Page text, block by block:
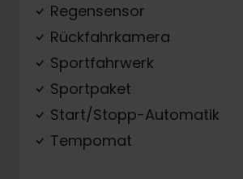
Regensensor
Rückfahrkamera
Sportfahrwerk
Sportpaket
Start/Stopp-Automatik
Tempomat